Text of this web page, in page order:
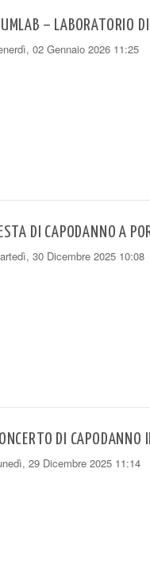
– LABORATORIO
02 Gennaio 2026 11:25
DI CAPODANNO A
30 Dicembre 2025 10:08
DI
29 Dicembre 2025 11:14